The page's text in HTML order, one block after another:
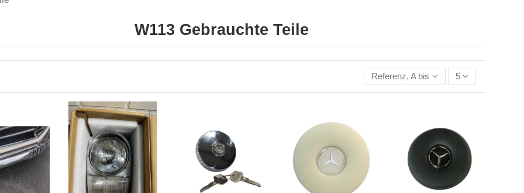
W113 Gebrauchte Teile
Referenz, A bis Z 5